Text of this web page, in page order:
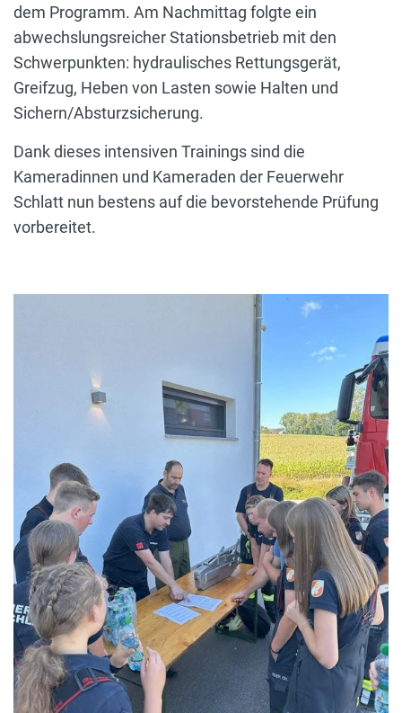
dem Programm. Am Nachmittag folgte ein
abwechslungsreicher Stationsbetrieb mit den
Schwerpunkten: hydraulisches Rettungsgerät,
Greifzug, Heben von Lasten sowie Halten und
Sichern/Absturzsicherung.
Dank dieses intensiven Trainings sind die
Kameradinnen und Kameraden der Feuerwehr
Schlatt nun bestens auf die bevorstehende Prüfung
vorbereitet.